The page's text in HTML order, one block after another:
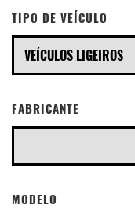
TIPO DE VEÍCULO
FABRICANTE
MODELO